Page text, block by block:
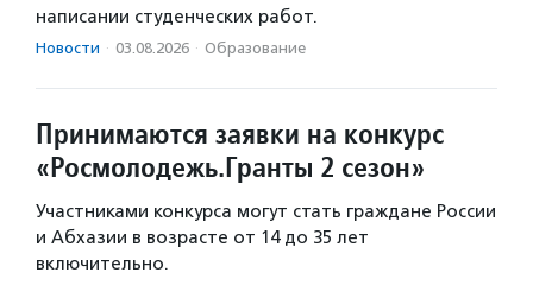
написании студенческих работ.
Новости · 03.08.2026 · Образование
Принимаются заявки на конкурс
«Росмолодежь.Гранты 2 сезон»
Участниками конкурса могут стать граждане России
и Абхазии в возрасте от 14 до 35 лет
включительно.